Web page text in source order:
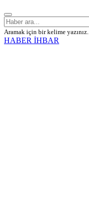
Aramak için bir kelime yazınız.
HABER İHBAR